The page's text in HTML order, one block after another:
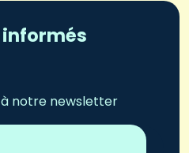
informés
notre newsletter